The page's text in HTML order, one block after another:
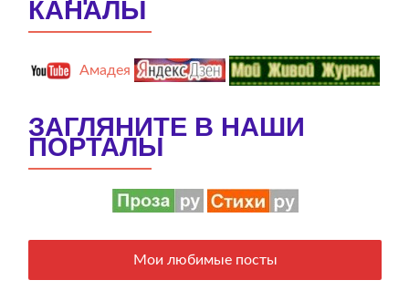
КАНАЛЫ
Амадея
ЗАГЛЯНИТЕ В НАШИ
ПОРТАЛЫ
Мои любимые посты